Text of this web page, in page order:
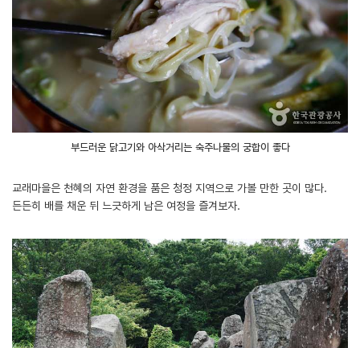
부드러운 닭고기와 아삭거리는 숙주나물의 궁합이 좋다
교래마을은 천혜의 자연 환경을 품은 청정 지역으로 가볼 만한 곳이 많다.
든든히 배를 채운 뒤 느긋하게 남은 여정을 즐겨보자.